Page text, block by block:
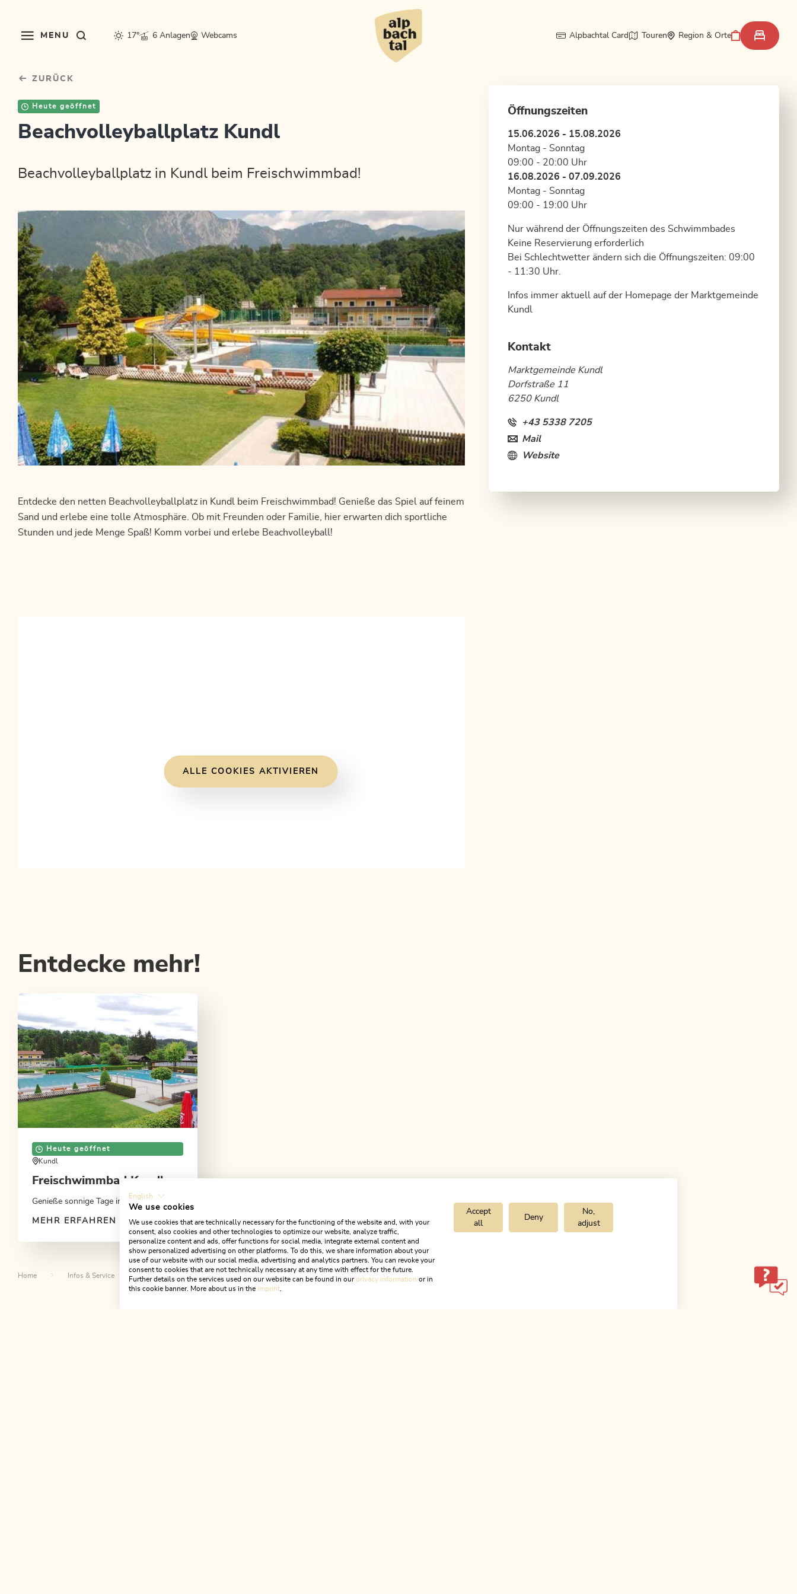
MENU 17° 6 Anlagen Webcams Alpbachtal Card Touren Region & Orte
ZURÜCK
Heute geöffnet
Beachvolleyballplatz Kundl
Beachvolleyballplatz in Kundl beim Freischwimmbad!
Entdecke den netten Beachvolleyballplatz in Kundl beim Freischwimmbad! Genieße das Spiel auf feinem
Sand und erlebe eine tolle Atmosphäre. Ob mit Freunden oder Familie, hier erwarten dich sportliche
Stunden und jede Menge Spaß! Komm vorbei und erlebe Beachvolleyball!
ALLE COOKIES AKTIVIEREN
Öffnungszeiten
15.06.2026 - 15.08.2026
Montag - Sonntag
09:00 - 20:00 Uhr
16.08.2026 - 07.09.2026
Montag - Sonntag
09:00 - 19:00 Uhr
Nur während der Öffnungszeiten des Schwimmbades
Keine Reservierung erforderlich
Bei Schlechtwetter ändern sich die Öffnungszeiten: 09:00
- 11:30 Uhr.
Infos immer aktuell auf der Homepage der Marktgemeinde
Kundl
Kontakt
Marktgemeinde Kundl
Dorfstraße 11
6250 Kundl
+43 5338 7205
Mail
Website
Entdecke mehr!
Heute geöffnet
Kundl
Freischwimmbad Kundl
Genieße sonnige Tage im Schwimmbad
MEHR ERFAHREN
Home Infos & Service Alpbachtal A-Z Beachvolleyballplatz Kundl
English
We use cookies
We use cookies that are technically necessary for the functioning of the website and, with your
consent, also cookies and other technologies to optimize our website, analyze traffic,
personalize content and ads, offer functions for social media, integrate external content and
show personalized advertising on other platforms. To do this, we share information about your
use of our website with our social media, advertising and analytics partners. You can revoke your
consent to cookies that are not technically necessary at any time with effect for the future.
Further details on the services used on our website can be found in our privacy information or in
this cookie banner. More about us in the imprint.
Accept
all
Deny
No,
adjust